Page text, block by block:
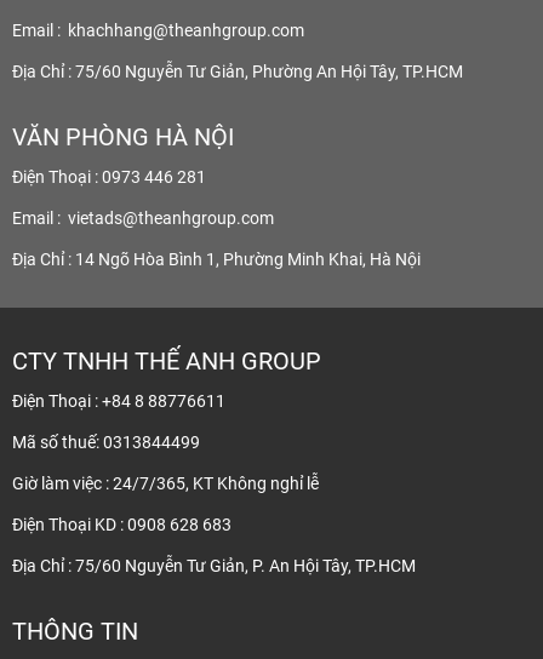
Email : khachhang@theanhgroup.com
Địa Chỉ : 75/60 Nguyễn Tư Giản, Phường An Hội Tây, TP.HCM
VĂN PHÒNG HÀ NỘI
Điện Thoại : 0973 446 281
Email : vietads@theanhgroup.com
Địa Chỉ : 14 Ngõ Hòa Bình 1, Phường Minh Khai, Hà Nội
CTY TNHH THẾ ANH GROUP
Điện Thoại : +84 8 88776611
Mã số thuế: 0313844499
Giờ làm việc : 24/7/365, KT Không nghỉ lễ
Điện Thoại KD : 0908 628 683
Địa Chỉ : 75/60 Nguyễn Tư Giản, P. An Hội Tây, TP.HCM
THÔNG TIN